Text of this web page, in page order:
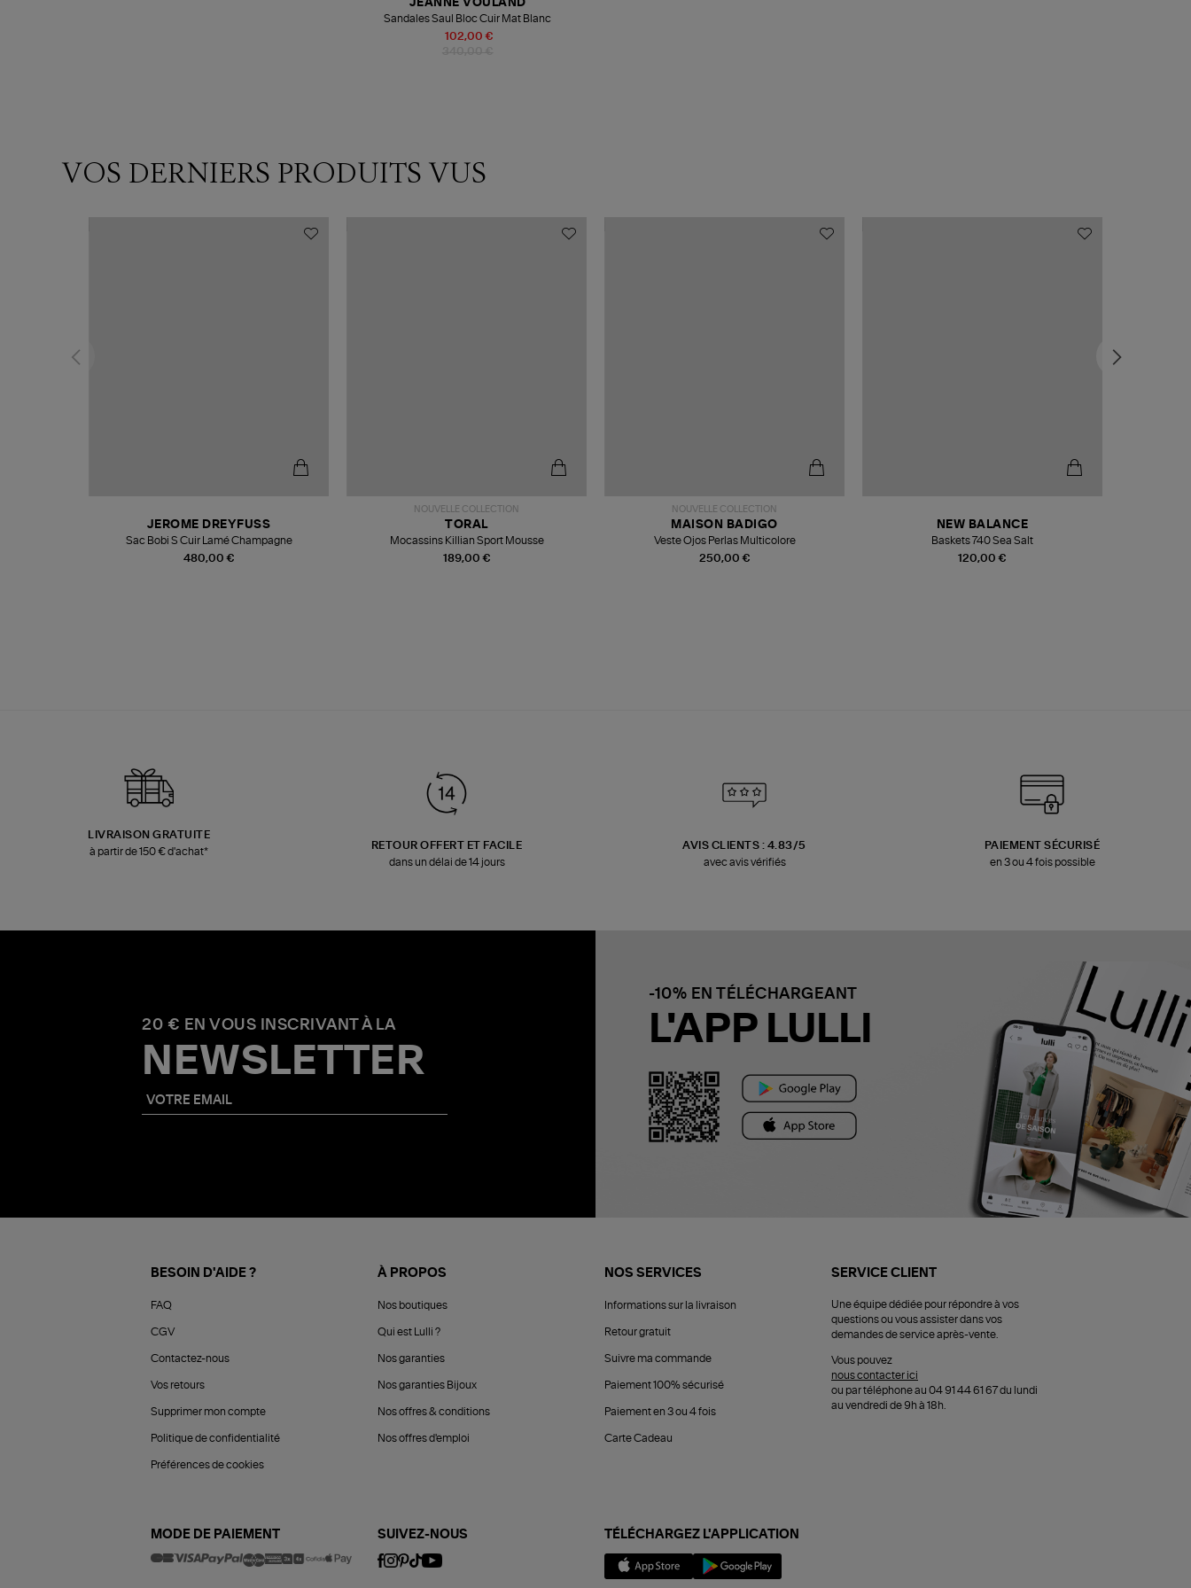
102,00 €
JEANNE VOULAND
Sandales Saul Bloc Cuir Mat Blanc
VOS DERNIERS PRODUITS VUS
480,00 €
JEROME DREYFUSS
Sac Bobi S Cuir Lamé Champagne
NOUVELLE COLLECTION
189,00 €
TORAL
Mocassins Killian Sport Mousse
NOUVELLE COLLECTION
250,00 €
MAISON BADIGO
Veste Ojos Perlas Multicolore
120,00 €
NEW BALANCE
Baskets 740 Sea Salt
LIVRAISON GRATUITE
à partir de 150 € d'achat*
RETOUR OFFERT ET FACILE
dans un délai de 14 jours
AVIS CLIENTS : 4.83/5
avec avis vérifiés
PAIEMENT SÉCURISÉ
en 3 ou 4 fois possible
20 € EN VOUS INSCRIVANT À LA
NEWSLETTER
-10% EN TÉLÉCHARGEANT
L'APP LULLI
BESOIN D'AIDE ?
FAQ
CGV
Contactez-nous
Vos retours
Supprimer mon compte
Politique de confidentialité
Préférences de cookies
À PROPOS
Nos boutiques
Qui est Lulli ?
Nos garanties
Nos garanties Bijoux
Nos offres & conditions
Nos offres d'emploi
NOS SERVICES
Informations sur la livraison
Retour gratuit
Suivre ma commande
Paiement 100% sécurisé
Paiement en 3 ou 4 fois
Carte Cadeau
SERVICE CLIENT
Une équipe dédiée pour répondre à vos
questions ou vous assister dans vos
demandes de service après-vente.
Vous pouvez
nous contacter ici
ou par téléphone au 04 91 44 61 67 du lundi
au vendredi de 9h à 18h.
MODE DE PAIEMENT SUIVEZ-NOUS TÉLÉCHARGEZ L'APPLICATION